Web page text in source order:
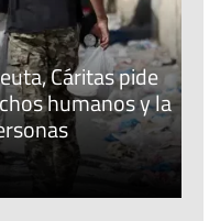
pide
y la